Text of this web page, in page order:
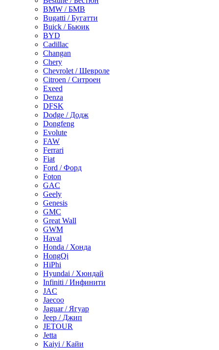
BMW / БМВ
Bugatti / Бугатти
Buick / Бьюик
BYD
Cadillac
Changan
Chery
Chevrolet / Шевроле
Citroen / Ситроен
Exeed
Denza
DFSK
Dodge / Додж
Dongfeng
Evolute
FAW
Ferrari
Fiat
Ford / Форд
Foton
GAC
Geely
Genesis
GMC
Great Wall
GWM
Haval
Honda / Хонда
HongQi
HiPhi
Hyundai / Хюндай
Infiniti / Инфинити
JAC
Jaecoo
Jaguar / Ягуар
Jeep / Джип
JETOUR
Jetta
Kaiyi / Кайи